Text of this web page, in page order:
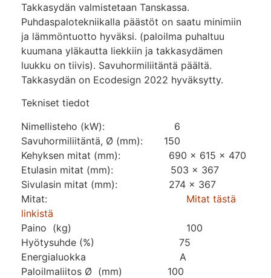
Takkasydän valmistetaan Tanskassa.
Puhdaspalotekniikalla päästöt on saatu minimiin
ja lämmöntuotto hyväksi. (paloilma puhaltuu
kuumana yläkautta liekkiin ja takkasydämen
luukku on tiivis). Savuhormiliitäntä päältä.
Takkasydän on Ecodesign 2022 hyväksytty.
Tekniset tiedot
Nimellisteho (kW): 6
Savuhormiliitäntä, Ø (mm): 150
Kehyksen mitat (mm): 690 x 615 x 470
Etulasin mitat (mm): 503 x 367
Sivulasin mitat (mm): 274 x 367
Mitat: Mitat tästä
linkistä
Paino (kg) 100
Hyötysuhde (%) 75
Energialuokka A
Paloilmaliitos Ø (mm) 100